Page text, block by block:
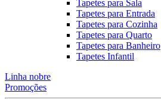
Tapetes para Sala
Tapetes para Entrada
Tapetes para Cozinha
Tapetes para Quarto
Tapetes para Banheiro
Tapetes Infantil
Linha nobre
Promoções